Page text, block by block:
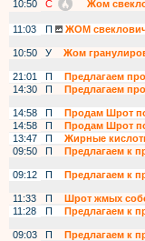
10:50 С
Жом
11:03
П
ЖОМ
10:50
У Жом
21:01
П Предлагаем
14:30
П Предлагаем
14:58
П Продам Шрот
14:58
П Продам Шрот
13:47
П Жирные
09:50
П Предлагаем к
09:12
П Предлагаем к
11:33
П Шрот жмых
11:28
П Предлагаем к
09:03
П Предлагаем к